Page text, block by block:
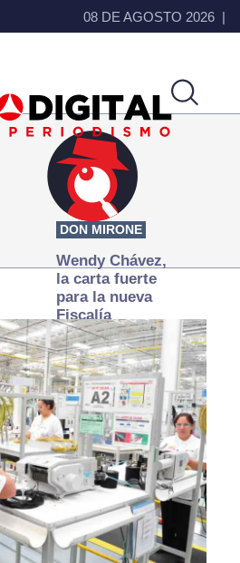
08 DE AGOSTO 2026
DON MIRONE
Wendy Chávez,
la carta fuerte
para la nueva
Fiscalía
autónoma